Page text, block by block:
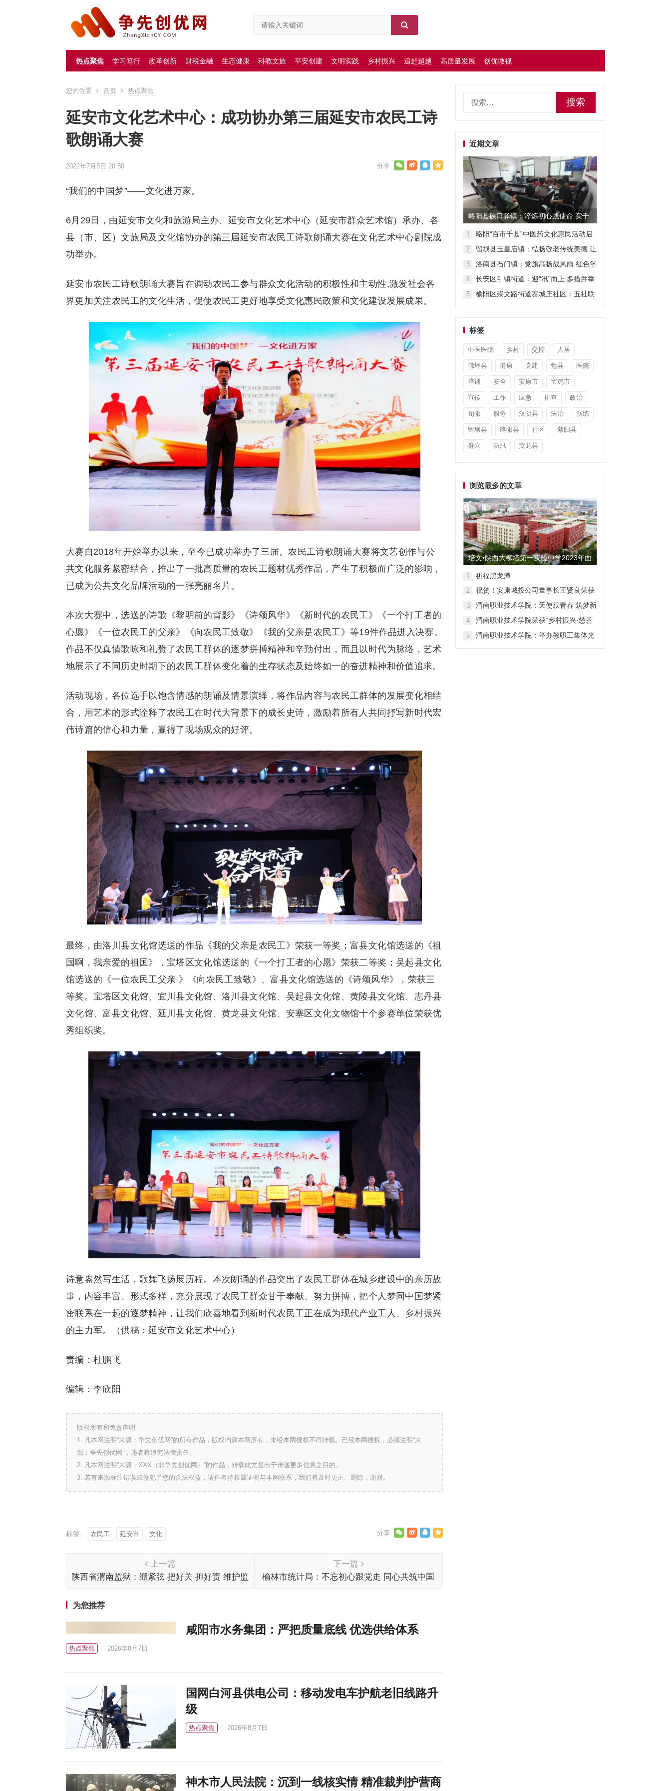
热点聚焦 学习笃行 改革创新 财税金融 生态健康 科教文旅 平安创建 文明实践 乡村振兴 追赶超越 高质量发展 创优微视
您的位置 首页 热点聚焦
延安市文化艺术中心：成功协办第三届延安市农民工诗
歌朗诵大赛
2022年7月5日 20:50
“我们的中国梦”——文化进万家。
6月29日，由延安市文化和旅游局主办、延安市文化艺术中心（延安市群众艺术馆）承办、各
县（市、区）文旅局及文化馆协办的第三届延安市农民工诗歌朗诵大赛在文化艺术中心剧院成
功举办。
延安市农民工诗歌朗诵大赛旨在调动农民工参与群众文化活动的积极性和主动性,激发社会各
界更加关注农民工的文化生活，促使农民工更好地享受文化惠民政策和文化建设发展成果。
大赛自2018年开始举办以来，至今已成功举办了三届。农民工诗歌朗诵大赛将文艺创作与公
共文化服务紧密结合，推出了一批高质量的农民工题材优秀作品，产生了积极而广泛的影响，
已成为公共文化品牌活动的一张亮丽名片。
本次大赛中，选送的诗歌《黎明前的背影》《诗颂风华》《新时代的农民工》《一个打工者的
心愿》《一位农民工的父亲》《向农民工致敬》《我的父亲是农民工》等19件作品进入决赛。
作品不仅真情歌咏和礼赞了农民工群体的逐梦拼搏精神和辛勤付出，而且以时代为脉络，艺术
地展示了不同历史时期下的农民工群体变化着的生存状态及始终如一的奋进精神和价值追求。
活动现场，各位选手以饱含情感的朗诵及情景演绎，将作品内容与农民工群体的发展变化相结
合，用艺术的形式诠释了农民工在时代大背景下的成长史诗，激励着所有人共同抒写新时代宏
伟诗篇的信心和力量，赢得了现场观众的好评。
最终，由洛川县文化馆选送的作品《我的父亲是农民工》荣获一等奖；富县文化馆选送的《祖
国啊，我亲爱的祖国》，宝塔区文化馆选送的《一个打工者的心愿》荣获二等奖；吴起县文化
馆选送的《一位农民工父亲 》《向农民工致敬》、富县文化馆选送的《诗颂风华》，荣获三
等奖。宝塔区文化馆、宜川县文化馆、洛川县文化馆、吴起县文化馆、黄陵县文化馆、志丹县
文化馆、富县文化馆、延川县文化馆、黄龙县文化馆、安塞区文化文物馆十个参赛单位荣获优
秀组织奖。
诗意盎然写生活，歌舞飞扬展历程。本次朗诵的作品突出了农民工群体在城乡建设中的亲历故
事，内容丰富、形式多样，充分展现了农民工群众甘于奉献、努力拼搏，把个人梦同中国梦紧
密联系在一起的逐梦精神，让我们欣喜地看到新时代农民工正在成为现代产业工人、乡村振兴
的主力军。（供稿：延安市文化艺术中心）
责编：杜鹏飞
编辑：李欣阳
版权所有和免责声明
1. 凡本网注明“来源：争先创优网”的所有作品，版权均属本网所有，未经本网授权不得转载。已经本网授权，必须注明“来
源：争先创优网”，违者将追究法律责任。
2. 凡本网注明“来源：XXX（非争先创优网）”的作品，转载此文是出于传递更多信息之目的。
3. 若有来源标注错误或侵犯了您的合法权益，请作者持权属证明与本网联系，我们将及时更正、删除，谢谢。
标签: 农民工 延安市 文化
上一篇
陕西省渭南监狱：绷紧弦 把好关 担好责 维护监
下一篇
榆林市统计局：不忘初心跟党走 同心共筑中国
为您推荐
咸阳市水务集团：严把质量底线 优选供给体系
热点聚焦 2026年8月7日
国网白河县供电公司：移动发电车护航老旧线路升
级
热点聚焦 2026年8月7日
神木市人民法院：沉到一线核实情 精准裁判护营商
近期文章
略阳县硖口驿镇：淬炼初心践使命 实干
担当显作为
1
略阳“百市千县”中医药文化惠民活动启
2
留坝县玉皇庙镇：弘扬敬老传统美德 让
3
洛南县石门镇：党旗高扬战风雨 红色堡
4
长安区引镇街道：迎“汛”而上 多措并举
5
榆阳区崇文路街道寨城庄社区：五社联
标签
中医医院 乡村 交控 人居
佛坪县 健康 党建 勉县 医院
培训 安全 安康市 宝鸡市
宣传 工作 应急 排查 政治
旬阳 服务 汉阴县 法治 演练
留坝县 略阳县 社区 紫阳县
群众 防汛 黄龙县
浏览最多的文章
培文•陕西大柳塔第一实验中学2023年面
向全国招聘教师启事
1 祈福黑龙潭
2
祝贺！安康城投公司董事长王贤良荣获
3
渭南职业技术学院：天使载青春 筑梦新
4
渭南职业技术学院荣获“乡村振兴·慈善
5
渭南职业技术学院：举办教职工集体光